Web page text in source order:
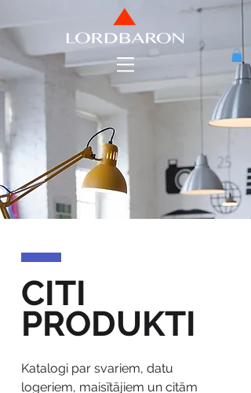
CITI
PRODUKTI
Katalogi par svariem, datu
logeriem, maisītājiem un citām